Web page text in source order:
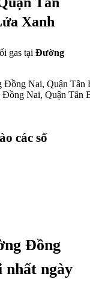
Xanh
gas tại Đường
Nai, Quận Tân
các số
Đồng
nhất ngày